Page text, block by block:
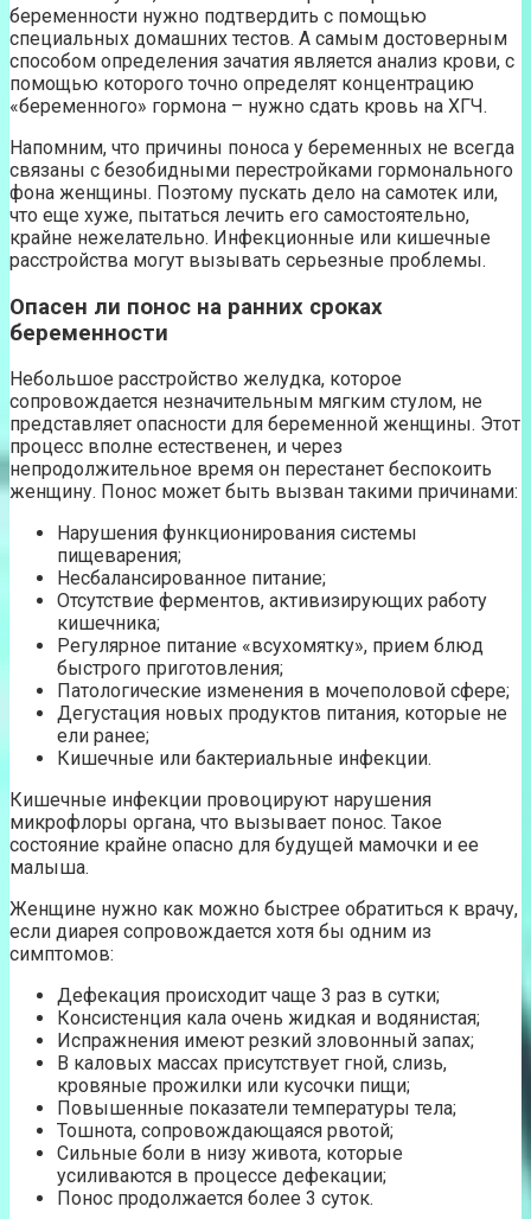
беременности нужно подтвердить с помощью
специальных домашних тестов. А самым достоверным
способом определения зачатия является анализ крови, с
помощью которого точно определят концентрацию
«беременного» гормона – нужно сдать кровь на ХГЧ.
Напомним, что причины поноса у беременных не всегда
связаны с безобидными перестройками гормонального
фона женщины. Поэтому пускать дело на самотек или,
что еще хуже, пытаться лечить его самостоятельно,
крайне нежелательно. Инфекционные или кишечные
расстройства могут вызывать серьезные проблемы.
Опасен ли понос на ранних сроках
беременности
Небольшое расстройство желудка, которое
сопровождается незначительным мягким стулом, не
представляет опасности для беременной женщины. Этот
процесс вполне естественен, и через
непродолжительное время он перестанет беспокоить
женщину. Понос может быть вызван такими причинами:
Нарушения функционирования системы
пищеварения;
Несбалансированное питание;
Отсутствие ферментов, активизирующих работу
кишечника;
Регулярное питание «всухомятку», прием блюд
быстрого приготовления;
Патологические изменения в мочеполовой сфере;
Дегустация новых продуктов питания, которые не
ели ранее;
Кишечные или бактериальные инфекции.
Кишечные инфекции провоцируют нарушения
микрофлоры органа, что вызывает понос. Такое
состояние крайне опасно для будущей мамочки и ее
малыша.
Женщине нужно как можно быстрее обратиться к врачу,
если диарея сопровождается хотя бы одним из
симптомов:
Дефекация происходит чаще 3 раз в сутки;
Консистенция кала очень жидкая и водянистая;
Испражнения имеют резкий зловонный запах;
В каловых массах присутствует гной, слизь,
кровяные прожилки или кусочки пищи;
Повышенные показатели температуры тела;
Тошнота, сопровождающаяся рвотой;
Сильные боли в низу живота, которые
усиливаются в процессе дефекации;
Понос продолжается более 3 суток.